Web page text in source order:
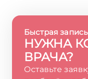
Быстрая запись
НУЖНА
ВРАЧА?
Оставьте